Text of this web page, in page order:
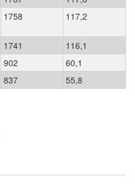
1758 117,2
1741
116,1
902
60,1
837 55,8